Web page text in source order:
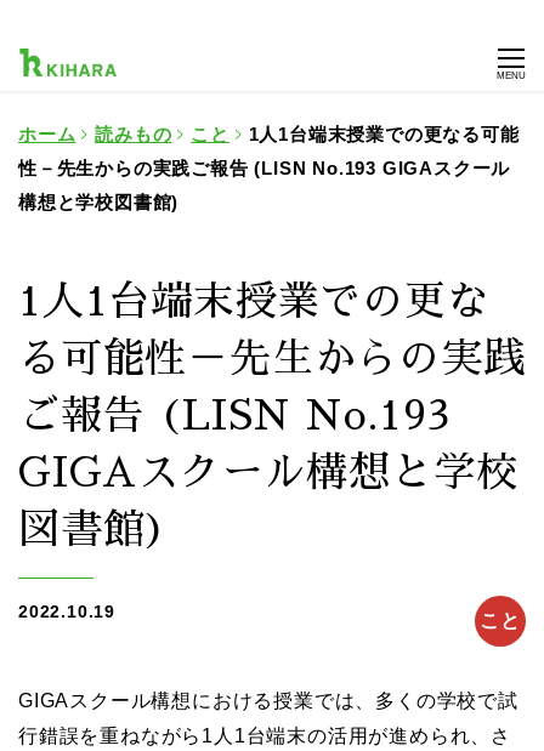
MENU
ホーム 読みもの こと
1人1台端末授業での更なる可能
性－先生からの実践ご報告 (LISN No.193 GIGAスクール
構想と学校図書館)
1人1台端末授業での更な
る可能性－先生からの実践
ご報告 (LISN No.193
GIGAスクール構想と学校
図書館)
2022.10.19 こと
GIGAスクール構想における授業では、多くの学校で試
行錯誤を重ねながら1人1台端末の活用が進められ、さ